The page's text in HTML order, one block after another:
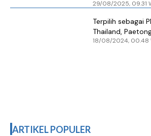
Pelanggaran Etik
29/08/2025, 09.31
Terpilih sebagai
Thailand,
‘Kaget’
18/08/2024, 00.48
ARTIKEL POPULER